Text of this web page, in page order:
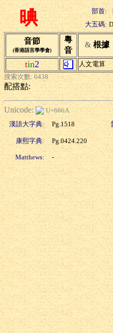
晪 部首:
大五碼:
音節
(香港語言學學會)
粵
音
& 根據
tin2 人文電算
搜索次數: 6438
配搭點:
Unicode:
U+666A
漢語大字典:
Pg.1518
康熙字典: Pg.0424.220
Matthews: -